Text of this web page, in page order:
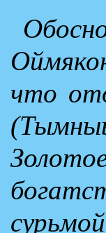
что